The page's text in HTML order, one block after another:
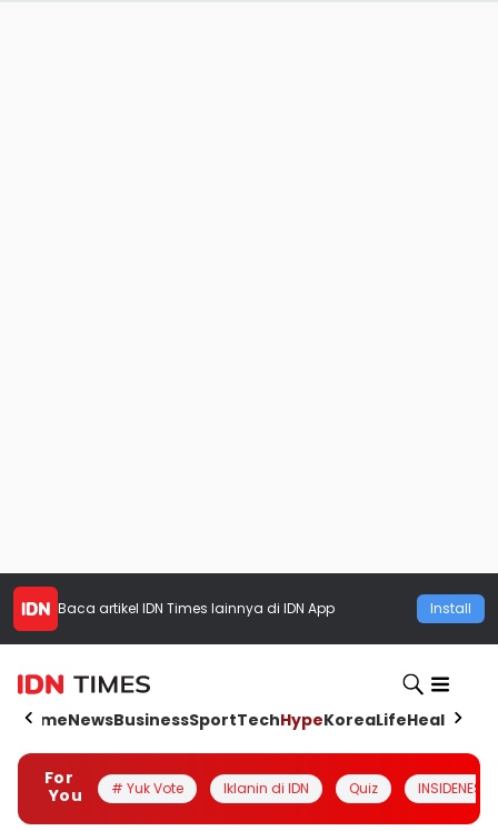
Baca artikel IDN Times lainnya di IDN App Install
HomeNewsBusinessSportTechHypeKoreaLifeHealth
For
You
# Yuk Vote Iklanin di IDN Quiz INSIDENESIA